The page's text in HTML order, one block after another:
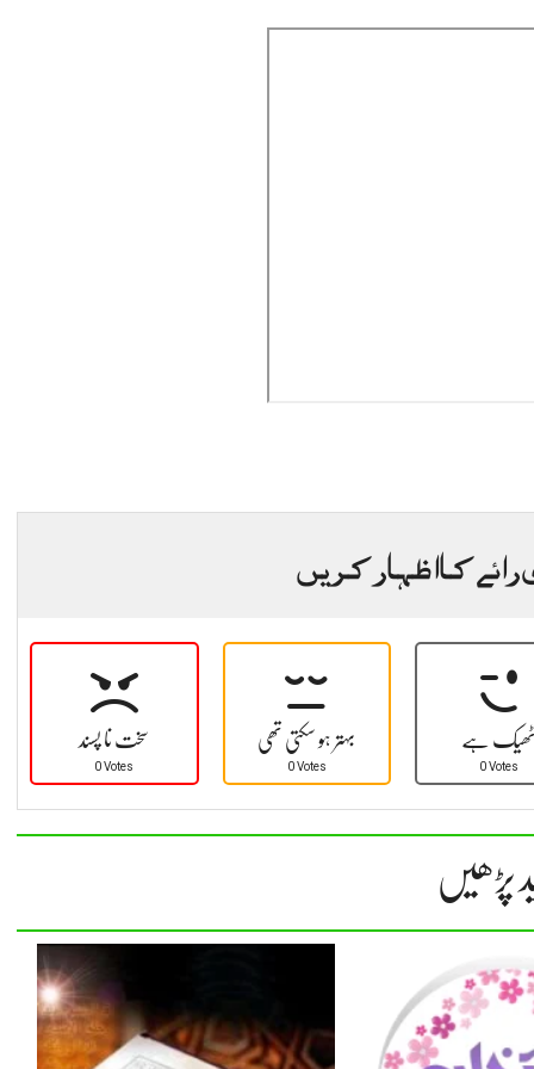
کا اظہار کریں
سخت نا پسند
0 Votes
بہتر ہو سکتی تھی
0 Votes
ہے
0 Votes
پڑھیں